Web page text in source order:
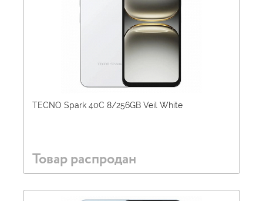
TECNO Spark 40C 8/256GB Veil White
Товар распродан